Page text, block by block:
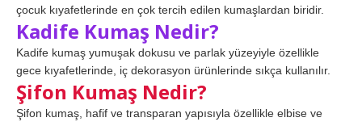
çocuk kıyafetlerinde en çok tercih edilen kumaşlardan biridir.
Kadife Kumaş Nedir?
Kadife kumaş yumuşak dokusu ve parlak yüzeyiyle özellikle
gece kıyafetlerinde, iç dekorasyon ürünlerinde sıkça kullanılır.
Şifon Kumaş Nedir?
Şifon kumaş, hafif ve transparan yapısıyla özellikle elbise ve